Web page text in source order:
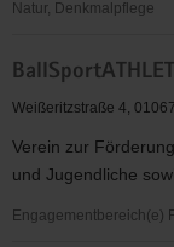
Natur, Denkmalpflege
-
Verein
gemeinschaftliches
Wohnen
e.
Weißeritzstraße 4,
Verein zur
und Jugendliche
Engagementbereich(e)